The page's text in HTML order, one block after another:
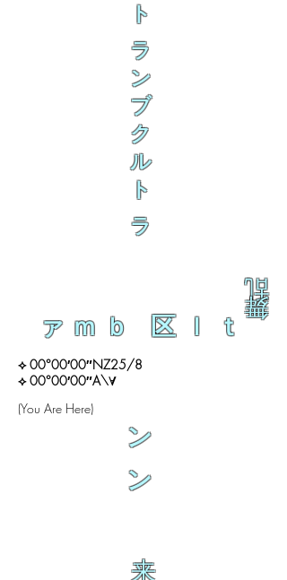
ト
ラ
ン
ブ
ク
ル
ト
ラ
乱
舞
ァｍｂ 区ｌｔ
⟡ 00°00′00″NZ25/8
⟡ 00°00′00″A\∀
(You Are Here)
ン
ン
来